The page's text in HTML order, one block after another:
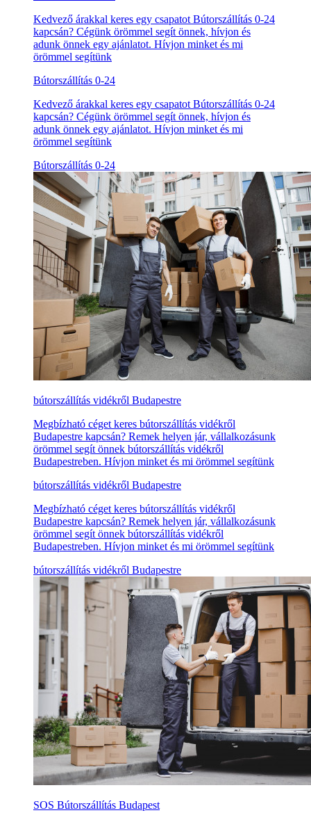
Kedvező árakkal keres egy csapatot Bútorszállítás 0-24
kapcsán? Cégünk örömmel segít önnek, hívjon és
adunk önnek egy ajánlatot. Hívjon minket és mi
örömmel segítünk
Bútorszállítás 0-24
Kedvező árakkal keres egy csapatot Bútorszállítás 0-24
kapcsán? Cégünk örömmel segít önnek, hívjon és
adunk önnek egy ajánlatot. Hívjon minket és mi
örömmel segítünk
Bútorszállítás 0-24
bútorszállítás vidékről Budapestre
Megbízható céget keres bútorszállítás vidékről
Budapestre kapcsán? Remek helyen jár, vállalkozásunk
örömmel segít önnek bútorszállítás vidékről
Budapestreben. Hívjon minket és mi örömmel segítünk
bútorszállítás vidékről Budapestre
Megbízható céget keres bútorszállítás vidékről
Budapestre kapcsán? Remek helyen jár, vállalkozásunk
örömmel segít önnek bútorszállítás vidékről
Budapestreben. Hívjon minket és mi örömmel segítünk
bútorszállítás vidékről Budapestre
SOS Bútorszállítás Budapest